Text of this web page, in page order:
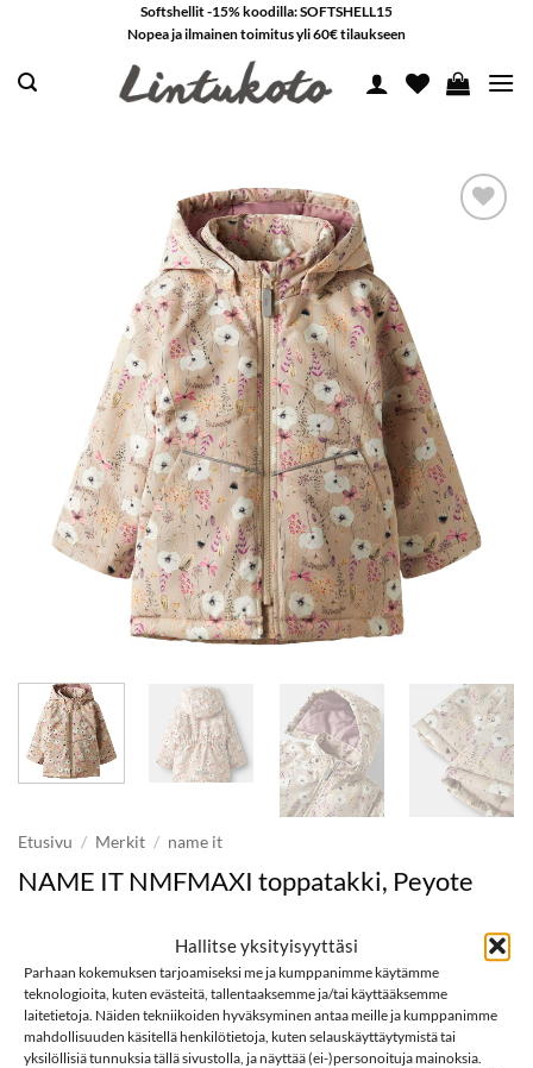
Hallitse yksityisyyttäsi
Parhaan kokemuksen tarjoamiseksi me ja kumppanimme käytämme
teknologioita, kuten evästeitä, tallentaaksemme ja/tai käyttääksemme
laitetietoja. Näiden tekniikoiden hyväksyminen antaa meille ja kumppanimme
mahdollisuuden käsitellä henkilötietoja, kuten selauskäyttäytymistä tai
yksilöllisiä tunnuksia tällä sivustolla, ja näyttää (ei-)personoituja mainoksia.
content
Softshellit -15% koodilla: SOFTSHELL15
Nopea ja ilmainen toimitus yli 60€ tilaukseen
SUOSIKKEIHIN
Etusivu / Merkit / name it
NAME IT NMFMAXI toppatakki, Peyote
Arvio5
5:stä
perustuen
2
asiakkaan
arvotukseen.
Tuotetta ei ole varastossa eikä myytävänä.
Tuotetunnus (SKU): 668799979972